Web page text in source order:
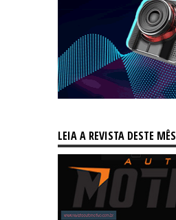
LEIA A REVISTA DESTE MÊS